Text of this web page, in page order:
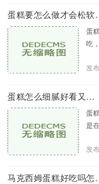
蛋糕要
蛋
吃
况
发
蛋糕怎么细腻好看又简单
蛋
是
味
发
马克西